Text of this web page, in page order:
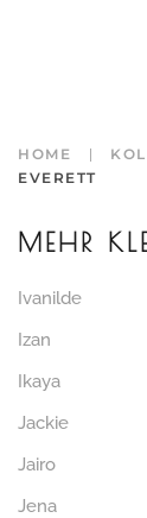
Zum
HOME
EVERETT
MEHR
Ivanilde
Izan
Ikaya
Jackie
Jairo
Jena